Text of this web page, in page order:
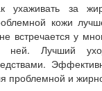
ухаживать за
кожи
встречается у
ней. Лучший
проблемной и